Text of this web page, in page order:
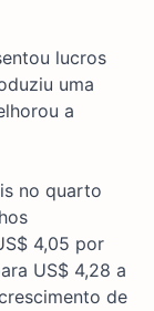
lucros
uma
a
no quarto
4,05 por
US$ 4,28 a
de